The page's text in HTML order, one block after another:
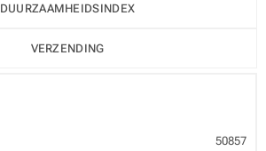
DUURZAAMHEIDSINDEX
VERZENDING
50857